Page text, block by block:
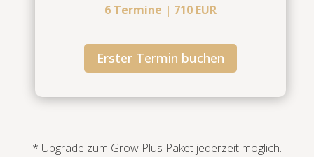
6 Termine | 710 EUR
Erster Termin buchen
* Upgrade zum Grow Plus Paket jederzeit möglich.